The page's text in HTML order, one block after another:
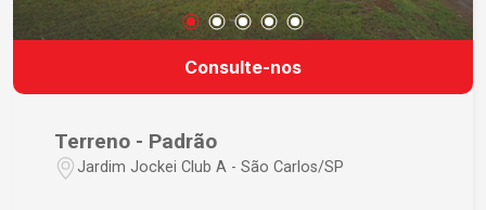
Consulte-nos
Terreno - Padrão
Jardim Jockei Club A - São Carlos/SP